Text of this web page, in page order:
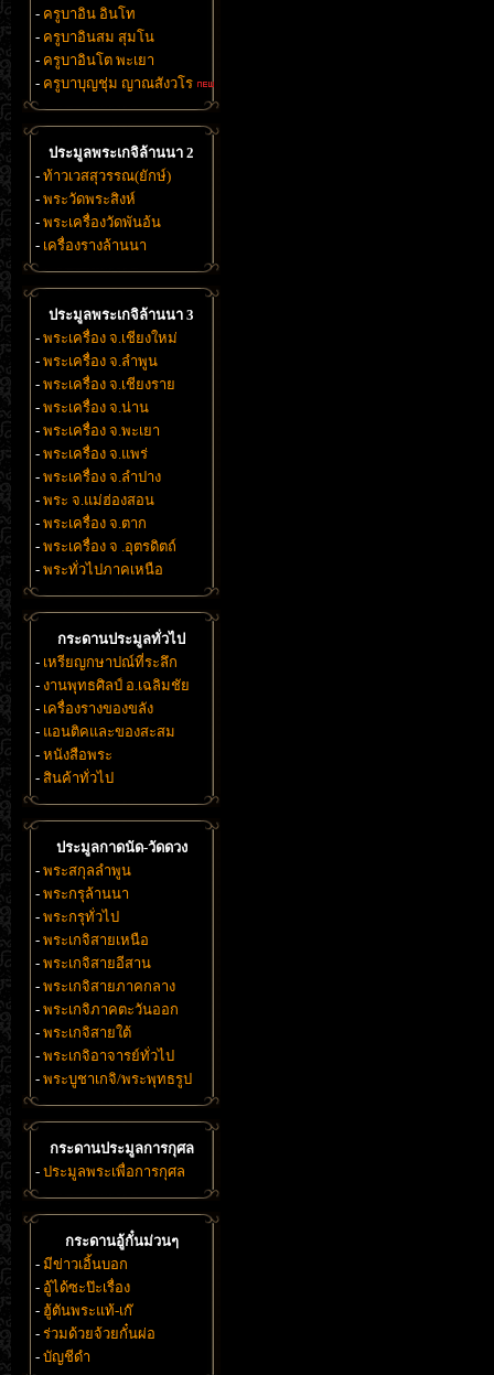
- ครูบาอิน อินโท
- ครูบาอินสม สุมโน
- ครูบาอินโต พะเยา
- ครูบาบุญชุ่ม ญาณสังวโร
ประมูลพระเกจิล้านนา 2
- ท้าวเวสสุวรรณ(ยักษ์)
- พระวัดพระสิงห์
- พระเครื่องวัดพันอ้น
- เครื่องรางล้านนา
ประมูลพระเกจิล้านนา 3
- พระเครื่อง จ.เชียงใหม่
- พระเครื่อง จ.ลำพูน
- พระเครื่อง จ.เชียงราย
- พระเครื่อง จ.น่าน
- พระเครื่อง จ.พะเยา
- พระเครื่อง จ.แพร่
- พระเครื่อง จ.ลำปาง
- พระ จ.แม่ฮ่องสอน
- พระเครื่อง จ.ตาก
- พระเครื่อง จ .อุตรดิตถ์
- พระทั่วไปภาคเหนือ
กระดานประมูลทั่วไป
- เหรียญกษาปณ์ที่ระลึก
- งานพุทธศิลป์ อ.เฉลิมชัย
- เครื่องรางของขลัง
- แอนติคและของสะสม
- หนังสือพระ
- สินค้าทั่วไป
ประมูลกาดนัด-วัดดวง
- พระสกุลลำพูน
- พระกรุล้านนา
- พระกรุทั่วไป
- พระเกจิสายเหนือ
- พระเกจิสายอีสาน
- พระเกจิสายภาคกลาง
- พระเกจิภาคตะวันออก
- พระเกจิสายใต้
- พระเกจิอาจารย์ทั่วไป
- พระบูชาเกจิ/พระพุทธรูป
กระดานประมูลการกุศล
- ประมูลพระเพื่อการกุศล
กระดานอู้กั๋นม่วนๆ
- มีข่าวเอิ้นบอก
- อู้ได้ซะป๊ะเรื่อง
- ฮู้ตันพระแท้-เก๊
- ร่วมด้วยจ้วยกั๋นผ่อ
- บัญชีดำ